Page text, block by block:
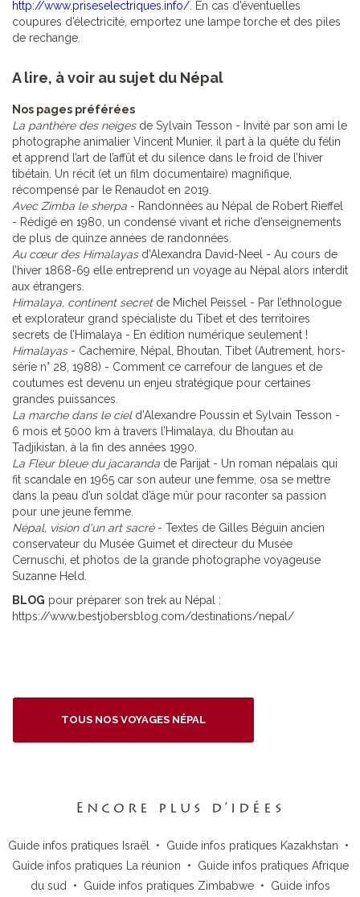
http://www.priseselectriques.info/ . En cas d’éventuelles
coupures d’électricité, emportez une lampe torche et des piles
de rechange.
A lire, à voir au sujet du Népal
Nos pages préférées
La panthère des neigesde Sylvain Tesson - Invité par son ami le
photographe animalier Vincent Munier, il part à la quête du félin
et apprend l’art de l’affût et du silence dans le froid de l’hiver
tibétain. Un récit (et un film documentaire) magnifique,
récompensé par le Renaudot en 2019.
Avec Zimba le sherpa - Randonnées au Népal de Robert Rieffel
- Rédigé en 1980, un condensé vivant et riche d’enseignements
de plus de quinze années de randonnées.
Au cœur des Himalayasd’Alexandra David-Neel - Au cours de
l’hiver 1868-69 elle entreprend un voyage au Népal alors interdit
aux étrangers.
Himalaya, continent secretde Michel Peissel - Par l’ethnologue
et explorateur grand spécialiste du Tibet et des territoires
secrets de l’Himalaya - En édition numérique seulement !
Himalayas- Cachemire, Népal, Bhoutan, Tibet (Autrement, hors-
série n° 28, 1988) - Comment ce carrefour de langues et de
coutumes est devenu un enjeu stratégique pour certaines
grandes puissances.
La marche dans le cield’Alexandre Poussin et Sylvain Tesson -
6 mois et 5000 km à travers l’Himalaya, du Bhoutan au
Tadjikistan, à la fin des années 1990.
La Fleur bleue du jacaranda de Parijat - Un roman népalais qui
fit scandale en 1965 car son auteur une femme, osa se mettre
dans la peau d’un soldat d’âge mûr pour raconter sa passion
pour une jeune femme.
Népal, vision d'un art sacré- Textes de Gilles Béguin ancien
conservateur du Musée Guimet et directeur du Musée
Cernuschi, et photos de la grande photographe voyageuse
Suzanne Held.
BLOG pour préparer son trek au Népal :
https://www.bestjobersblog.com/destinations/nepal/
TOUS NOS VOYAGES NÉPAL
Encore plus d’idées
Guide infos pratiques Israël • Guide infos pratiques Kazakhstan •
Guide infos pratiques La réunion • Guide infos pratiques Afrique
du sud • Guide infos pratiques Zimbabwe• Guide infos